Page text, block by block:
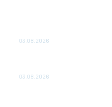
03.08.2026
03.08.2026